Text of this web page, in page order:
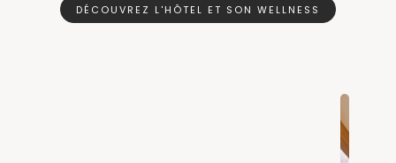
DÉCOUVREZ L'HÔTEL ET SON WELLNESS